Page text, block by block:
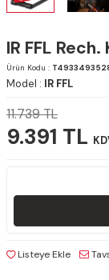
IR FFL
Ürün Kodu :
Model : IR FFL
11.739TL
9.391 TL
Listeye Ekle